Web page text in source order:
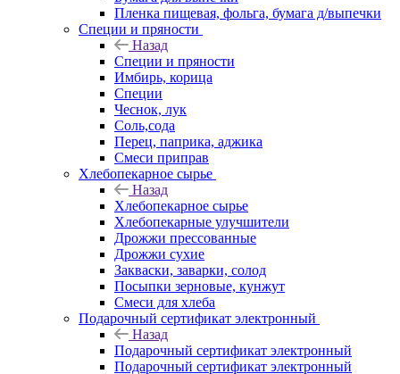
Пленка пищевая, фольга, бумага д/выпечки
Специи и пряности
Назад
Специи и пряности
Имбирь, корица
Специи
Чеснок, лук
Соль,сода
Перец, паприка, аджика
Смеси приправ
Хлебопекарное сырье
Назад
Хлебопекарное сырье
Хлебопекарные улучшители
Дрожжи прессованные
Дрожжи сухие
Закваски, заварки, солод
Посыпки зерновые, кунжут
Смеси для хлеба
Подарочный сертификат электронный
Назад
Подарочный сертификат электронный
Подарочный сертификат электронный